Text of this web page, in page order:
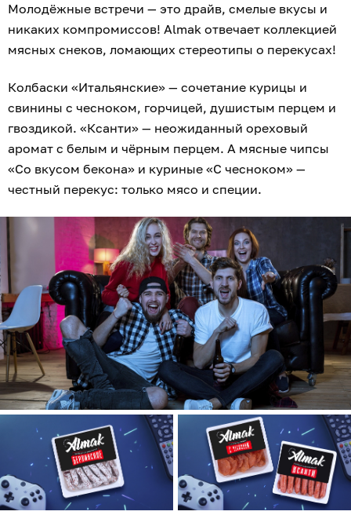
Молодёжные встречи — это драйв, смелые вкусы и
никаких компромиссов! Almak отвечает коллекцией
мясных снеков, ломающих стереотипы о перекусах!
Колбаски «Итальянские» — сочетание курицы и
свинины с чесноком, горчицей, душистым перцем и
гвоздикой. «Ксанти» — неожиданный ореховый
аромат с белым и чёрным перцем. А мясные чипсы
«Со вкусом бекона» и куриные «С чесноком» —
честный перекус: только мясо и специи.